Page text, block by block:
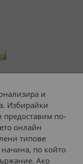
и
Избирайки
предоставим по-
онлайн
типове
по който
Ако